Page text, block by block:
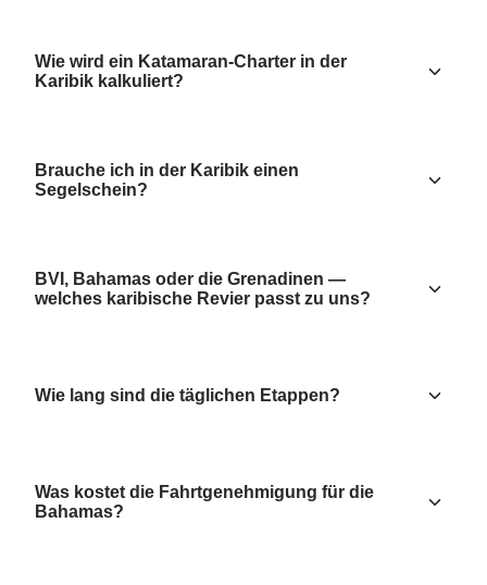
Wie wird ein Katamaran-Charter in der
Karibik kalkuliert?
Brauche ich in der Karibik einen
Segelschein?
BVI, Bahamas oder die Grenadinen —
welches karibische Revier passt zu uns?
Wie lang sind die täglichen Etappen?
Was kostet die Fahrtgenehmigung für die
Bahamas?